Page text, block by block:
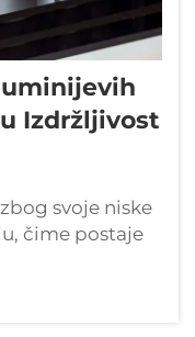
Izdržljivost
svoje niske
čime postaje
industrijama,
Međutim,
njegova